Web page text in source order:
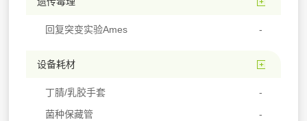
回复突变实验Ames
设备耗材
丁腈/乳胶手套
菌种保藏管